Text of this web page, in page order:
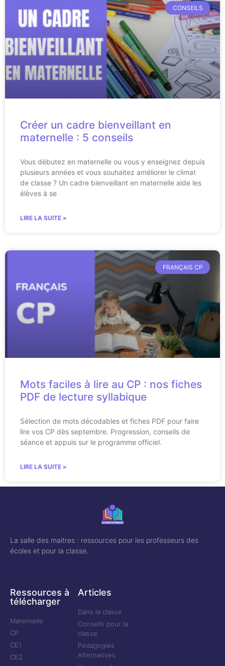
CONSEILS
Créer un cadre bienveillant en
maternelle : 5 conseils
Vous débutez en maternelle ou vous y enseignez depuis
plusieurs années et vous souhaitez améliorer le climat
de classe ? Un cadre bienveillant en maternelle aide les
élèves à se
LIRE LA SUITE »
FRANÇAIS CP
Mots faciles à lire au CP : nos fiches
PDF de lecture syllabique
Sélection de mots décodables et fiches PDF pour faire
lire vos CP dès septembre. Progression, conseils de
séance et appuis sur le programme officiel.
LIRE LA SUITE »
La salle des maitres : ressources pour les professeurs des
écoles et pour la classe.
Ressources à
télécharger
Maternelle
CP
CE1
CE2
Articles
Dans la classe
Conseils pour la
classe
Pédagogies
Alternatives